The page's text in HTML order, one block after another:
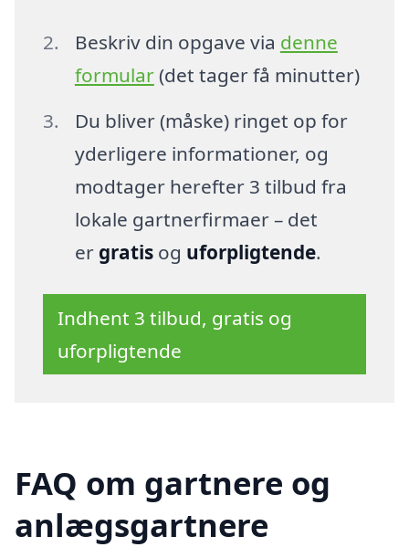
Beskriv din opgave via denne
formular(det tager få minutter)
Du bliver (måske) ringet op for
yderligere informationer, og
modtager herefter 3 tilbud fra
lokale gartnerfirmaer – det
er gratisog uforpligtende.
Indhent 3 tilbud, gratis og
uforpligtende
FAQ om gartnere og
anlægsgartnere